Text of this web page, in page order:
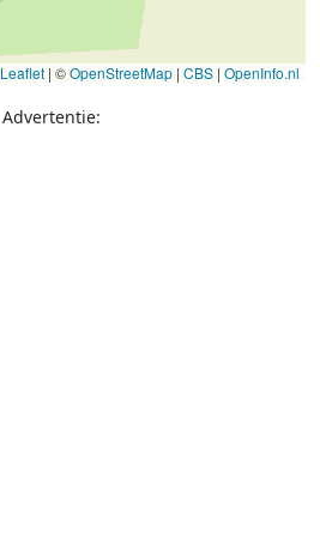
Leaflet | ©OpenStreetMap | CBS | OpenInfo.nl
Advertentie: